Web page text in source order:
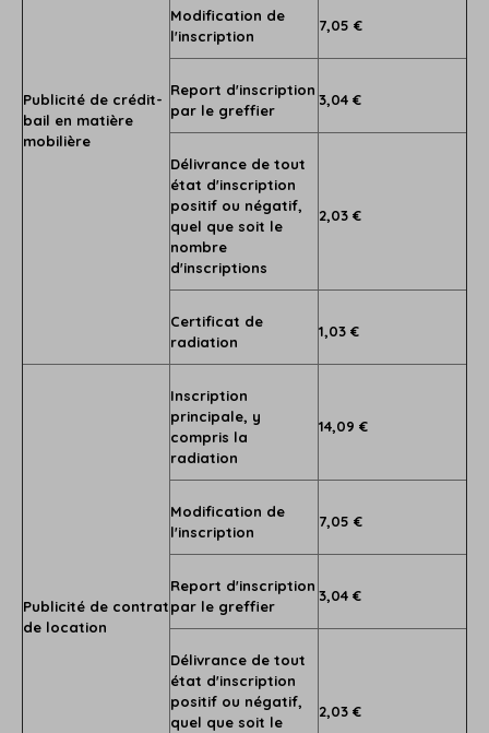
Publicité de crédit-
bail en matière
mobilière
Modification de
l'inscription
7,05 €
Report d'inscription
par le greffier
3,04 €
Délivrance de tout
état d'inscription
positif ou négatif,
quel que soit le
nombre
d'inscriptions
2,03 €
Certificat de
radiation
1,03 €
Publicité de contrat
de location
Inscription
principale, y
compris la
radiation
14,09 €
Modification de
l'inscription
7,05 €
Report d'inscription
par le greffier
3,04 €
Délivrance de tout
état d'inscription
positif ou négatif,
quel que soit le
2,03 €